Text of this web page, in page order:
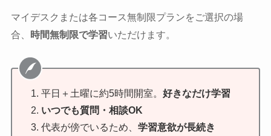
マイデスクまたは各コース無制限プランをご選択の場
合、 時間無制限で学習いただけます。
平日＋土曜に約5時間開室。好きなだけ学習
いつでも質問・相談OK
代表が傍でいるため、学習意欲が長続き